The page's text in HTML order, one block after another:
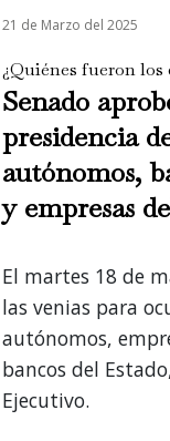
21 de Marzo del 2025
¿Quiénes fueron los
Senado
presidencia
autónomos,
y empresas
El martes 18 de
las venias para
autónomos,
bancos del
Ejecutivo.